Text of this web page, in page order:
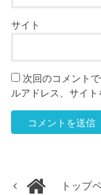
サイト
次回のコメント
ルアドレス、サイト
トップ